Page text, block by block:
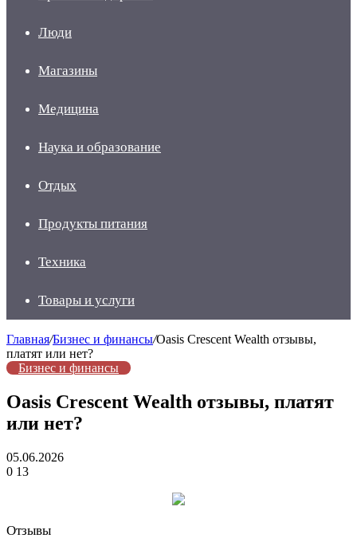
Люди
Магазины
Медицина
Наука и образование
Отдых
Продукты питания
Техника
Товары и услуги
Главная/Бизнес и финансы/Oasis Crescent Wealth отзывы,
платят или нет?
Бизнес и финансы
Oasis Crescent Wealth отзывы, платят
или нет?
05.06.2026
0 13
Отзывы